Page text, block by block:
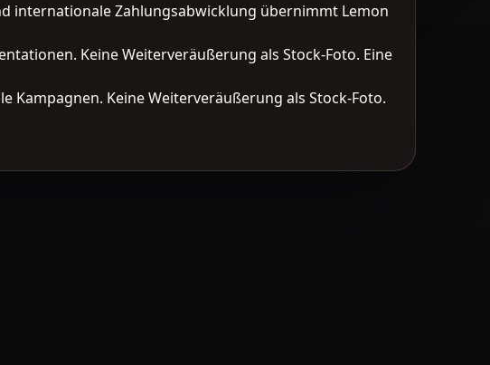
internationale Zahlungsabwicklung übernimmt Lemon
Keine Weiterveräußerung als Stock-Foto. Eine
Keine Weiterveräußerung als Stock-Foto.